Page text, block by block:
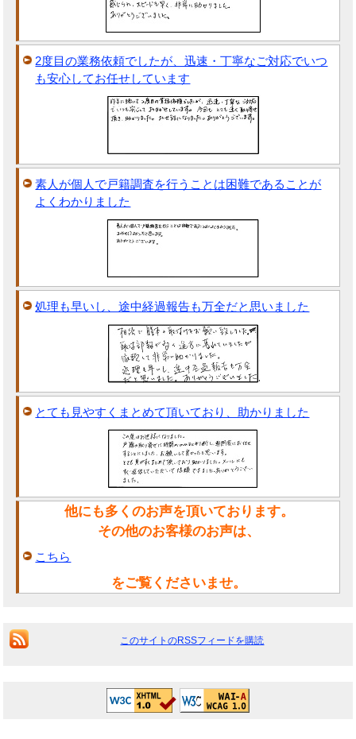
2度目の業務依頼でしたが、迅速・丁寧なご対応でいつ
も安心してお任せしています
素人が個人で戸籍調査を行うことは困難であることが
よくわかりました
処理も早いし、途中経過報告も万全だと思いました
とても見やすくまとめて頂いており、助かりました
他にも多くのお声を頂いております。
その他のお客様のお声は、
こちら
をご覧くださいませ。
このサイトのRSSフィードを購読